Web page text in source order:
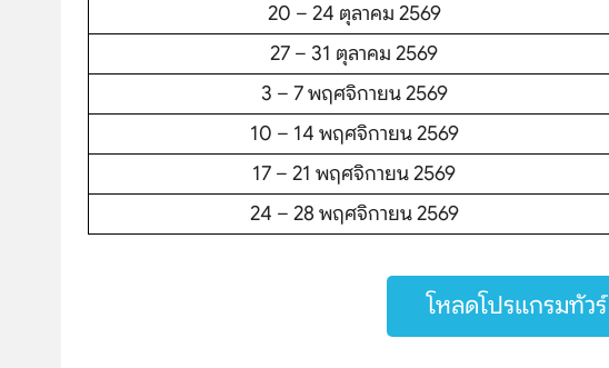
ติดต่อเรา
20 – 24 ตุลาคม 2569
27 – 31 ตุลาคม 2569
3 – 7 พฤศจิกายน 2569
10 – 14 พฤศจิกายน 2569
17 – 21 พฤศจิกายน 2569
24 – 28 พฤศจิกายน 2569
โหลดโปรแกรมทัวร์